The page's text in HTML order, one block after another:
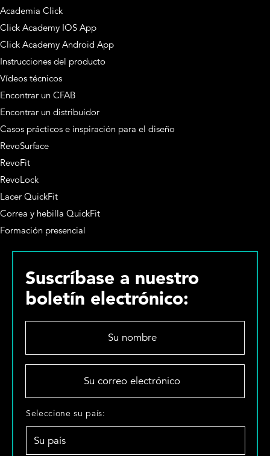
Academia Click
Click Academy IOS App
Click Academy Android App
Instrucciones del producto
Vídeos técnicos
Encontrar un CFAB
Encontrar un distribuidor
Casos prácticos e inspiración para el diseño
RevoSurface
RevoFit
RevoLock
Lacer QuickFit
Correa y hebilla QuickFit
Formación presencial
Suscríbase a nuestro
boletín electrónico:
n
o
e
c
o
r
S
e
e
Seleccione su país: